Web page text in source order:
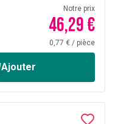
Notre prix
46,29 €
0,77 € / pièce
Ajouter